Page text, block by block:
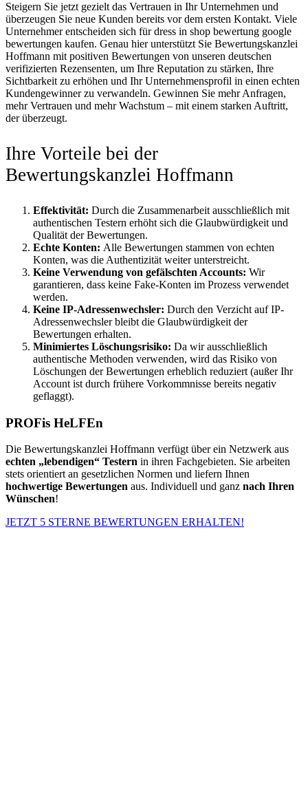
Steigern Sie jetzt gezielt das Vertrauen in Ihr Unternehmen und
überzeugen Sie neue Kunden bereits vor dem ersten Kontakt. Viele
Unternehmer entscheiden sich für dress in shop bewertung google
bewertungen kaufen. Genau hier unterstützt Sie Bewertungskanzlei
Hoffmann mit positiven Bewertungen von unseren deutschen
verifizierten Rezensenten, um Ihre Reputation zu stärken, Ihre
Sichtbarkeit zu erhöhen und Ihr Unternehmensprofil in einen echten
Kundengewinner zu verwandeln. Gewinnen Sie mehr Anfragen,
mehr Vertrauen und mehr Wachstum – mit einem starken Auftritt,
der überzeugt.
Ihre Vorteile bei der
Bewertungskanzlei Hoffmann
Effektivität: Durch die Zusammenarbeit ausschließlich mit
authentischen Testern erhöht sich die Glaubwürdigkeit und
Qualität der Bewertungen.
Echte Konten: Alle Bewertungen stammen von echten
Konten, was die Authentizität weiter unterstreicht.
Keine Verwendung von gefälschten Accounts: Wir
garantieren, dass keine Fake-Konten im Prozess verwendet
werden.
Keine IP-Adressenwechsler: Durch den Verzicht auf IP-
Adressenwechsler bleibt die Glaubwürdigkeit der
Bewertungen erhalten.
Minimiertes Löschungsrisiko: Da wir ausschließlich
authentische Methoden verwenden, wird das Risiko von
Löschungen der Bewertungen erheblich reduziert (außer Ihr
Account ist durch frühere Vorkommnisse bereits negativ
geflaggt).
PROFis HeLFEn
Die Bewertungskanzlei Hoffmann verfügt über ein Netzwerk aus
echten „lebendigen“ Testern in ihren Fachgebieten. Sie arbeiten
stets orientiert an gesetzlichen Normen und liefern Ihnen
hochwertige Bewertungen aus. Individuell und ganz nach Ihren
Wünschen!
JETZT 5 STERNE BEWERTUNGEN ERHALTEN!